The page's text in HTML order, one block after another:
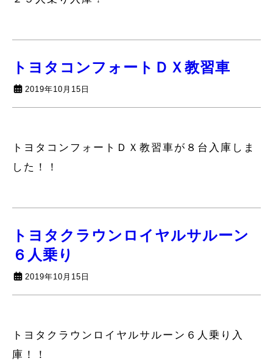
トヨタコンフォートＤＸ教習車
2019年10月15日
トヨタコンフォートＤＸ教習車が８台入庫しま
した！！
トヨタクラウンロイヤルサルーン
６人乗り
2019年10月15日
トヨタクラウンロイヤルサルーン６人乗り入
庫！！